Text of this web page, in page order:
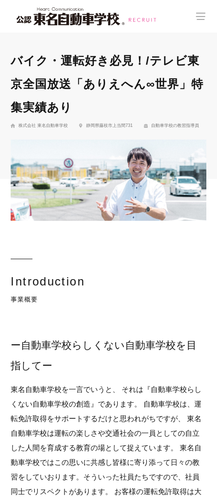
バイク・運転好き必見！/テレビ東
京全国放送「ありえへん∞世界」特
集実績あり
株式会社 東名自動車学校 静岡県藤枝市上当間731 自動車学校の教習指導員
Introduction
事業概要
ー自動車学校らしくない自動車学校を目
指してー
東名自動車学校を一言でいうと、 それは『自動車学校らし
くない自動車学校の創造』であります。 自動車学校は、運
転免許取得をサポートするだけと思われがちですが、 東名
自動車学校は運転の楽しさや交通社会の一員としての自立
した人間を育成する教育の場として捉えています。 東名自
動車学校ではこの思いに共感し皆様に寄り添って日々の教
習をしていおります。そういった社員たちですので、社員
同士でリスペクトがあります。 お客様の運転免許取得は大